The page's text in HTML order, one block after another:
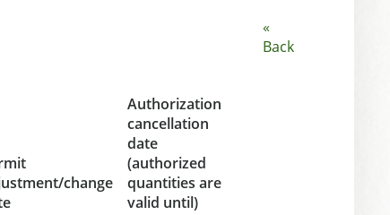
«
Back
change
Authorization
cancellation
date
(authorized
quantities are
valid until)